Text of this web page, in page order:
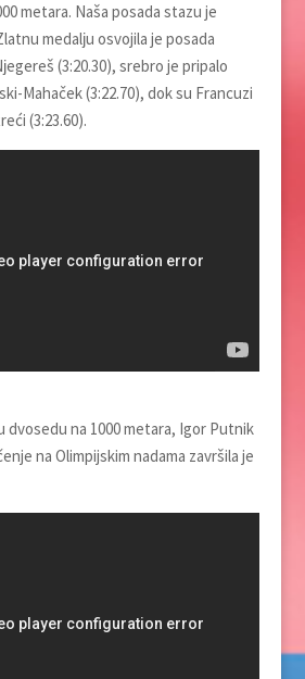
metara. Naša posada stazu je
medalјu osvojila je posada
(3:20.30), srebro je pripalo
Mahaček (3:22.70), dok su Francuzi
(3:23.60).
dvosedu na 1000 metara, Igor Putnik
na Olimpijskim nadama završila je